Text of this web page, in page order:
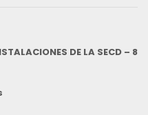
DE LA SECD – 8